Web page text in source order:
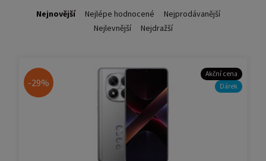
Nejnovější Nejlépe hodnocené
Nejprodávanější
Nejlevnější
Nejdražší
-29%
Akční cena
Dárek